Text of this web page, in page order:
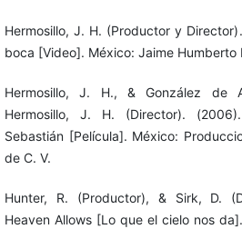
Hermosillo, J. H. (Productor y
boca [Video]. México: Jaime Humberto
Hermosillo, J. H., & González de
Hermosillo, J. H. (Director).
Sebastián [Película]. México:
de C. V.
Hunter, R. (Productor), & Sirk, D.
Heaven Allows [Lo que el cielo nos